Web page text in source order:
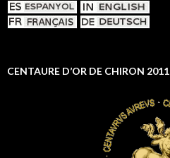
CENTAURE D’OR DE CHIRON 2011